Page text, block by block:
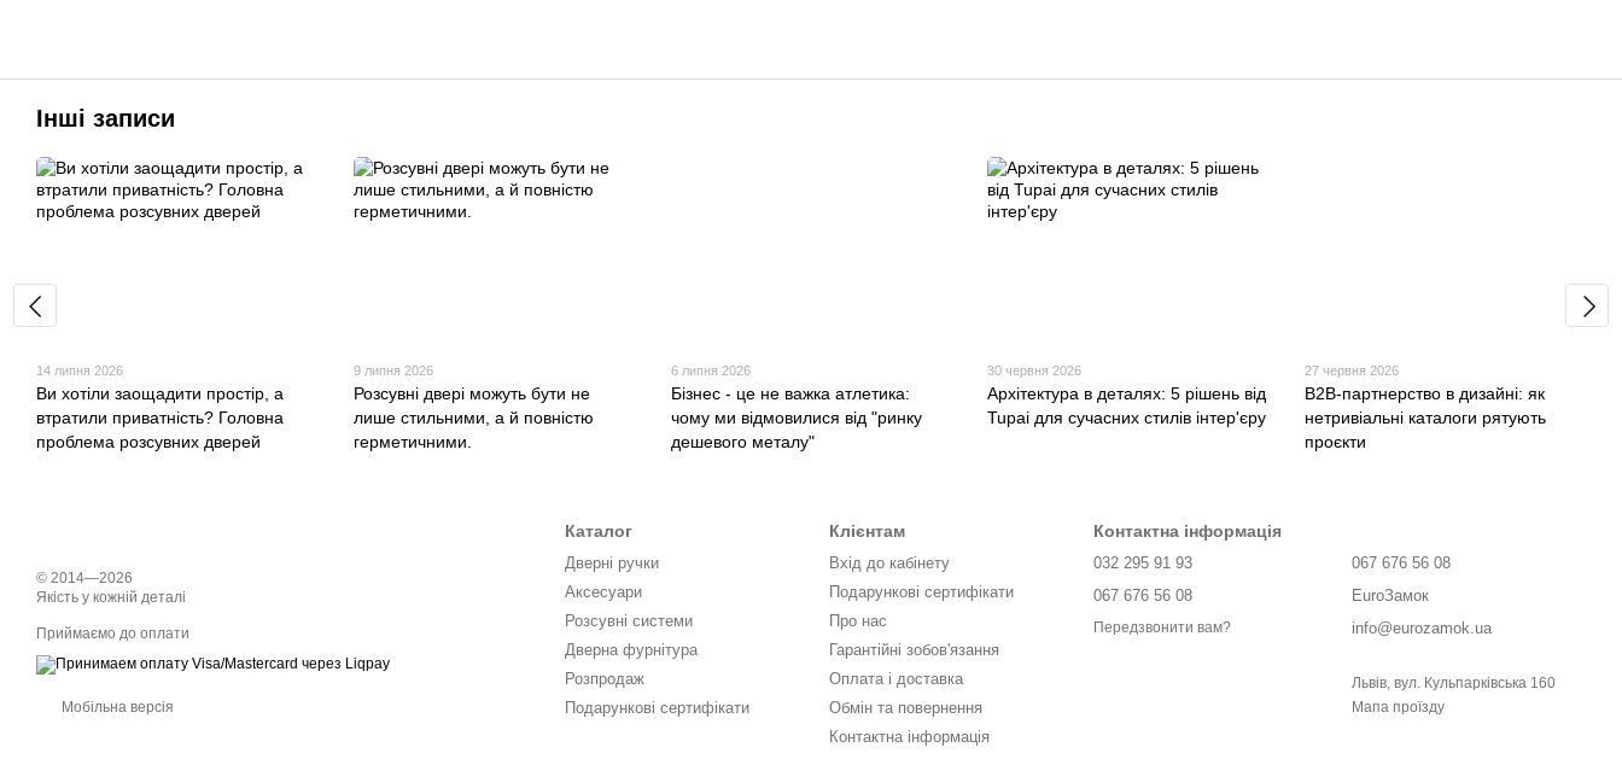
Інші записи
14 липня 2026
Ви хотіли заощадити простір, а
втратили приватність? Головна
проблема розсувних дверей
9 липня 2026
Розсувні двері можуть бути не
лише стильними, а й повністю
герметичними.
6 липня 2026
Бізнес - це не важка атлетика:
чому ми відмовилися від "ринку
дешевого металу"
30 червня 2026
Архітектура в деталях: 5 рішень від
Tupai для сучасних стилів інтер'єру
27 червня 2026
B2B-партнерство в дизайні: як
нетривіальні каталоги рятують
проєкти
© 2014—2026
Якість у кожній деталі
Приймаємо до оплати
Мобільна версія
Каталог
Дверні ручки
Аксесуари
Розсувні системи
Дверна фурнітура
Розпродаж
Подарункові сертифікати
Клієнтам
Вхід до кабінету
Подарункові сертифікати
Про нас
Гарантійні зобов'язання
Оплата і доставка
Обмін та повернення
Контактна інформація
Контактна інформація
032 295 91 93
067 676 56 08
Передзвонити вам?
067 676 56 08
EuroЗамок
info@eurozamok.ua
Львів, вул. Кульпарківська 160
Мапа проїзду